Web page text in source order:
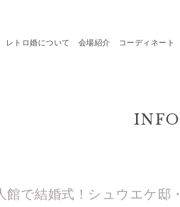
レトロ婚について 会場紹介 コーディネート
館で結婚式！シュウエケ邸